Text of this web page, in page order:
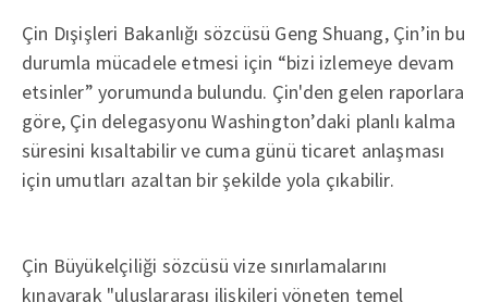
Çin Dışişleri Bakanlığı sözcüsü Geng Shuang, Çin’in bu
durumla mücadele etmesi için “bizi izlemeye devam
etsinler” yorumunda bulundu. Çin'den gelen raporlara
göre, Çin delegasyonu Washington’daki planlı kalma
süresini kısaltabilir ve cuma günü ticaret anlaşması
için umutları azaltan bir şekilde yola çıkabilir.
Çin Büyükelçiliği sözcüsü vize sınırlamalarını
kınayarak "uluslararası ilişkileri yöneten temel